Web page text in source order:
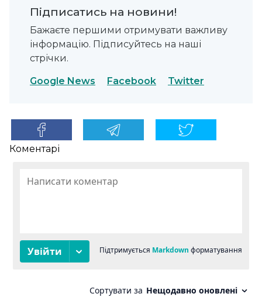
Підписатись на новини!
Бажаєте першими отримувати важливу
інформацію. Підписуйтесь на наші
стрічки.
Google News Facebook Twitter
Коментарі